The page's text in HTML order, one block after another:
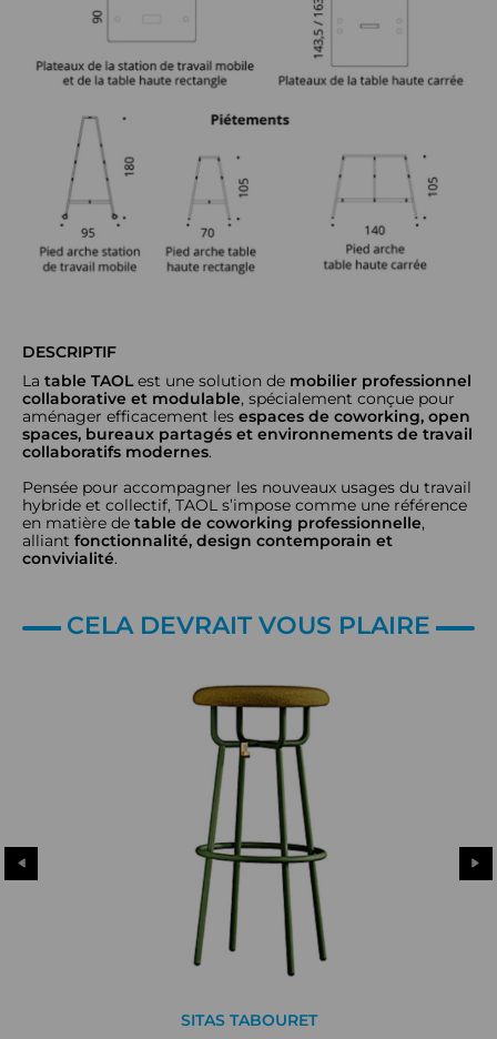
DESCRIPTIF
La table TAOLest une solution de mobilier professionnel
collaborative et modulable, spécialement conçue pour
aménager efficacement les espaces de coworking, open
spaces, bureaux partagés et environnements de travail
collaboratifs modernes.
Pensée pour accompagner les nouveaux usages du travail
hybride et collectif, TAOL s’impose comme une référence
en matière de table de coworking professionnelle,
alliant fonctionnalité, design contemporain et
convivialité.
CELA DEVRAIT VOUS PLAIRE
SITAS TABOURET